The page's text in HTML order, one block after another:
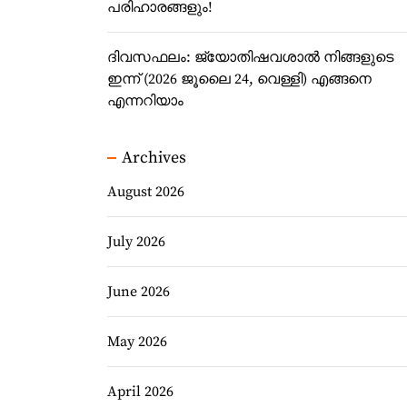
പരിഹാരങ്ങളും!
ദിവസഫലം: ജ്യോതിഷവശാൽ നിങ്ങളുടെ
ഇന്ന്‌ (2026 ജൂലൈ 24, വെള്ളി) എങ്ങനെ
എന്നറിയാം
Archives
August 2026
July 2026
June 2026
May 2026
April 2026